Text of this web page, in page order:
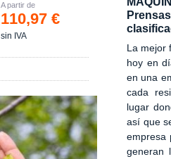
A partir de
110,97 €
sin IVA
La mejor
hoy en
en una
cada
lugar
así que
empresa
generan